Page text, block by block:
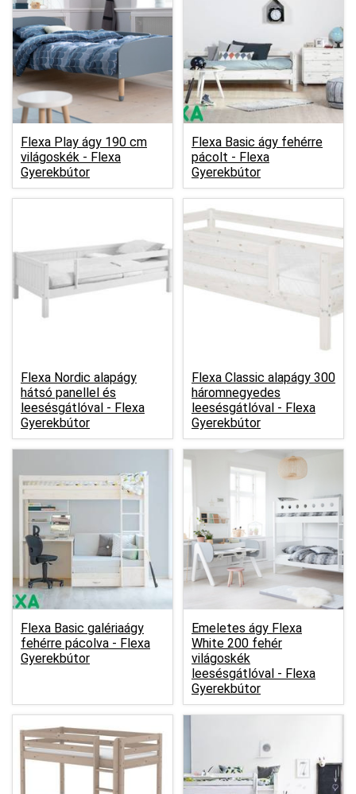
Flexa Play ágy 190 cm
világoskék - Flexa
Gyerekbútor
Flexa Basic ágy fehérre
pácolt - Flexa
Gyerekbútor
Flexa Nordic alapágy
hátsó panellel és
leesésgátlóval - Flexa
Gyerekbútor
Flexa Classic alapágy 300
háromnegyedes
leesésgátlóval - Flexa
Gyerekbútor
Flexa Basic galériaágy
fehérre pácolva - Flexa
Gyerekbútor
Emeletes ágy Flexa
White 200 fehér
világoskék
leesésgátlóval - Flexa
Gyerekbútor